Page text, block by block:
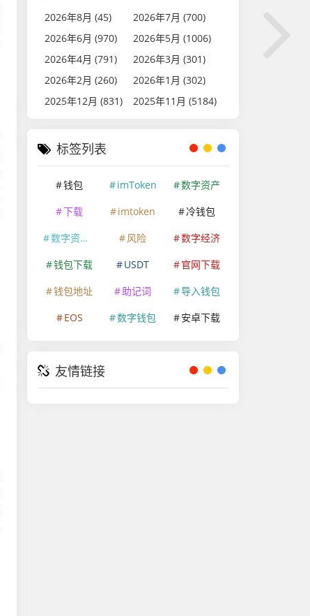
2026年8月 (45)
2026年7月 (700)
2026年6月 (970)
2026年5月 (1006)
2026年4月 (791)
2026年3月 (301)
2026年2月 (260)
2026年1月 (302)
2025年12月 (831)
2025年11月 (5184)
标签列表
钱包 imToken
数字资产
下载
imtoken
冷钱包
数字资产安全
风险
数字经济
钱包下载
USDT
官网下载
钱包地址
助记词
导入钱包
EOS
数字钱包 安卓下载
友情链接